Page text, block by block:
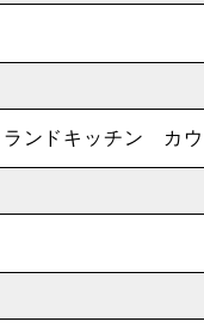
ンドキッチン カ